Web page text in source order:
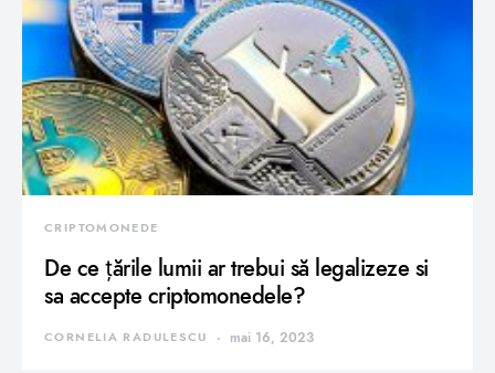
CRIPTOMONEDE
De ce țările lumii ar trebui să legalizeze si
sa accepte criptomonedele?
CORNELIA RADULESCU mai 16, 2023